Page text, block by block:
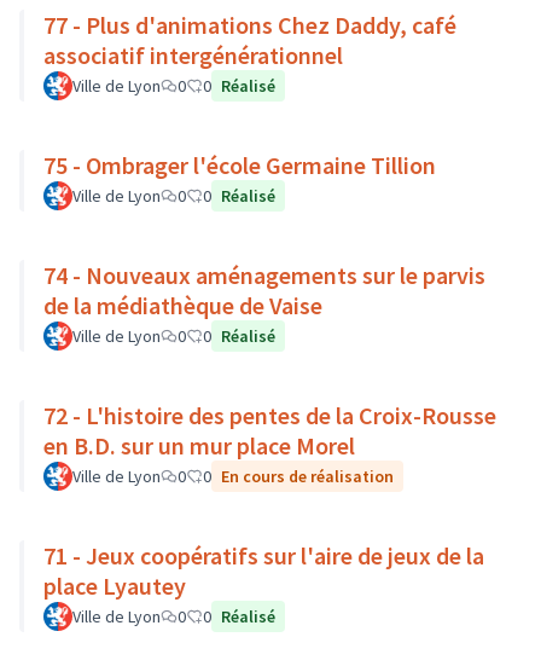
77 - Plus d'animations Chez Daddy, café
associatif intergénérationnel
Ville de Lyon 0 0 Réalisé
75 - Ombrager l'école Germaine Tillion
Ville de Lyon 0 0 Réalisé
74 - Nouveaux aménagements sur le parvis
de la médiathèque de Vaise
Ville de Lyon 0 0 Réalisé
72 - L'histoire des pentes de la Croix-Rousse
en B.D. sur un mur place Morel
Ville de Lyon 0 0 En cours de réalisation
71 - Jeux coopératifs sur l'aire de jeux de la
place Lyautey
Ville de Lyon 0 0 Réalisé